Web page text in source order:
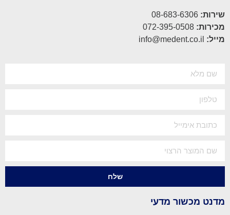
שירות:
מכירות:
מייל:
שלח
מדנט מכשור מדעי